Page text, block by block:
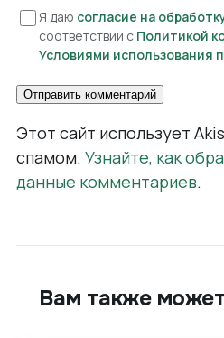
Я даю согласие на
соответствии с Политикой
Условиями использования
Этот сайт использует
спамом. Узнайте, как
данные комментариев.
Вам также